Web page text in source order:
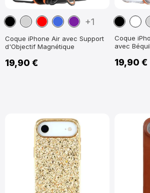
NoirGrisRouge
BleuViolet
+1
Coque iPhone Air avec Support
d'Objectif Magnétique
19,90 €
NoirBlanc
Coque
avec
19,90 €